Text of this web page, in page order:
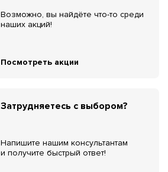
Возможно, вы найдёте что-то среди
наших акций!
Посмотреть акции
Затрудняетесь с выбором?
Напишите нашим консультантам
и получите быстрый ответ!